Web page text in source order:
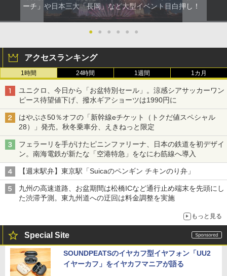
ーチ」や日本三大「長岡」など大型イベント目白押し！
● ● ● ● ● ●
アクセスランキング
1時間 24時間 1週間 1カ月
ユニクロ、今日から「お盆特別セール」。涼感シアサッカーワン
ピース待望値下げ、撥水ギアショーツは1990円に
はやぶさ50％オフの「新幹線eチケット（トクだ値スペシャル
28）」発売。秋冬乗車分、えきねっと限定
フェラーリを手がけたピニンファリーナ、日本の鉄道を初デザイ
ン。南海電鉄が新たな「空港特急」をなにわ筋線へ導入
【週末駅弁】東京駅「Suicaのペンギン チキンのり弁」
九州の高速道路、お盆期間は松橋ICなど通行止め端末を先頭にし
た渋滞予測。東九州道への迂回は料金調整を実施
もっと見る
Special Site
SOUNDPEATSのイヤカフ型イヤフォン「UU2
イヤーカフ」をイヤカフマニアが語る